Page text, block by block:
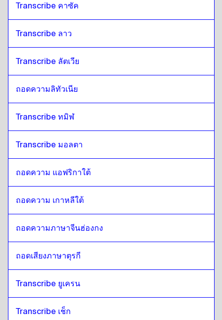
Transcribe คาซัค
Transcribe ลาว
Transcribe ลัตเวีย
ถอดความลิทัวเนีย
Transcribe ทมิฬ
Transcribe มอลตา
ถอดความ แอฟริกาใต้
ถอดความ เกาหลีใต้
ถอดความภาษาจีนฮ่องกง
ถอดเสียงภาษาตุรกี
Transcribe ยูเครน
Transcribe เช็ก